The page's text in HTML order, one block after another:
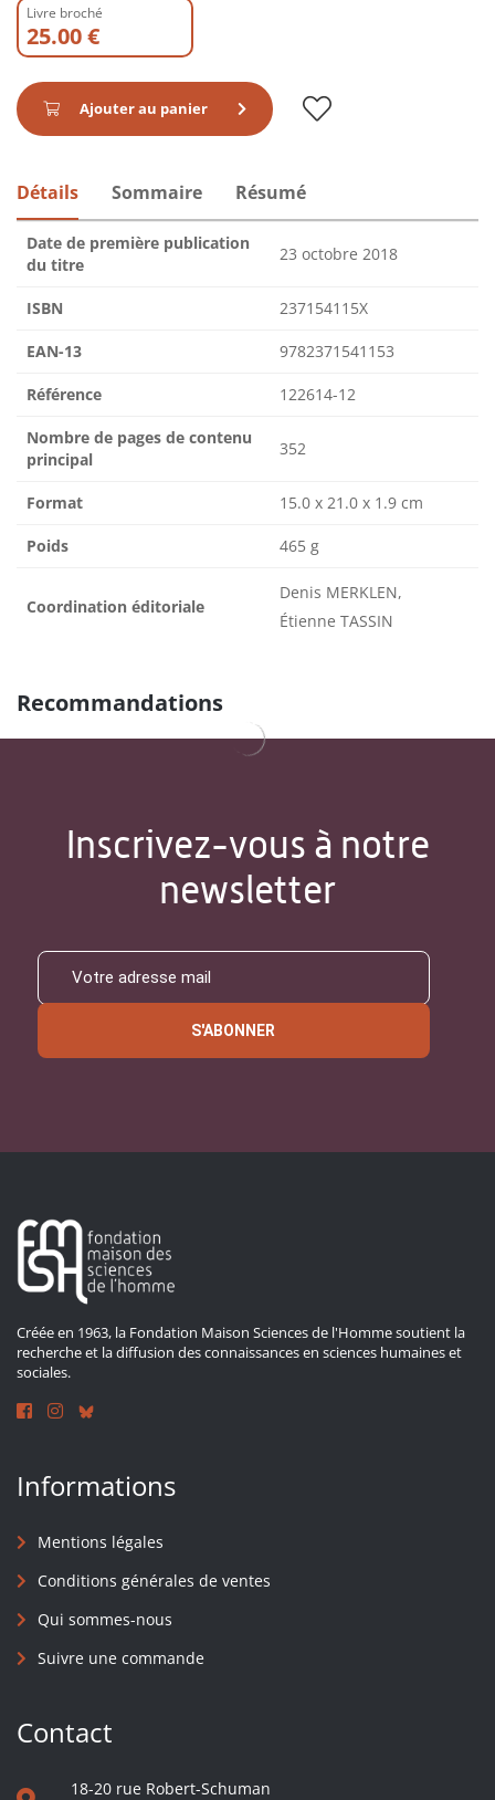
Livre broché
25.00 €
Ajouter au panier
Détails Sommaire Résumé
Date de première publication
du titre
23 octobre 2018
ISBN 237154115X
EAN-13 9782371541153
Référence 122614-12
Nombre de pages de contenu
principal
352
Format 15.0 x 21.0 x 1.9 cm
Poids 465 g
Coordination éditoriale
Denis MERKLEN,
Étienne TASSIN
Recommandations
Inscrivez-vous à notre
newsletter
S'ABONNER
Créée en 1963, la Fondation Maison Sciences de l'Homme soutient la
recherche et la diffusion des connaissances en sciences humaines et
sociales.
Informations
Mentions légales
Conditions générales de ventes
Qui sommes-nous
Suivre une commande
Contact
18-20 rue Robert-Schuman